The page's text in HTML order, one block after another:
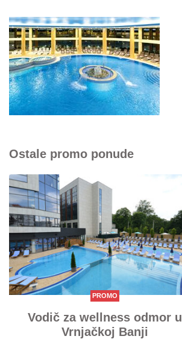
Ostale promo ponude
PROMO
Vodič za wellness odmor u
Vrnjačkoj Banji